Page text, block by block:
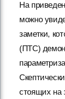
На
можно
заметки,
(ПТС)
стоящих на